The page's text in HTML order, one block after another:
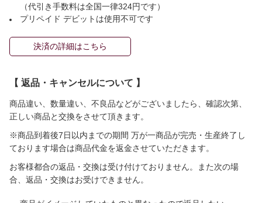
（代引き手数料は全国一律324円です）
プリペイド デビットは使用不可です
決済の詳細はこちら
【 返品・キャンセルについて 】
商品違い、数量違い、不良品などがございましたら、確認次第、
正しい商品と交換をさせて頂きます。
※商品到着後7日以内までの期間 万が一商品が完売・生産終了し
ております場合は商品代金を返金させていただきます。
お客様都合の返品・交換は受け付けておりません。また次の場
合、返品・交換はお受けできません。